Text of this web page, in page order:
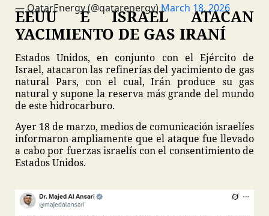
— QatarEnergy (@qatarenergy) March 18, 2026
EEUU E ISRAEL ATACAN
YACIMIENTO DE GAS IRANÍ
Estados Unidos, en conjunto con el Ejército de
Israel, atacaron las refinerías del yacimiento de gas
natural Pars, con el cual, Irán produce su gas
natural y supone la reserva más grande del mundo
de este hidrocarburo.
Ayer 18 de marzo, medios de comunicación israelíes
informaron ampliamente que el ataque fue llevado
a cabo por fuerzas israelís con el consentimiento de
Estados Unidos.